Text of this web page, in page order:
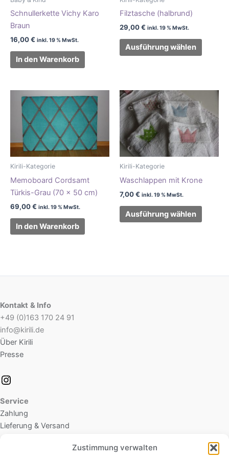
Zustimmung verwalten
Schnullerkette Vichy Karo
Braun
16,00€ inkl. 19 % MwSt.
In den Warenkorb
Filztasche (halbrund)
29,00€ inkl. 19 % MwSt.
Ausführung wählen
auf
werden
Kirili-Kategorie
Memoboard Cordsamt
Türkis-Grau (70 x 50 cm)
69,00€ inkl. 19 % MwSt.
In den Warenkorb
Kirili-Kategorie
Waschlappen mit Krone
7,00€ inkl. 19 % MwSt.
Ausführung wählen
Dieses
Produkt
weist
auf.
auf
Kontakt & Info
+49 (0)163 170 24 91
info@kirili.de
Über Kirili
Presse
Service
Zahlung
Lieferung & Versand